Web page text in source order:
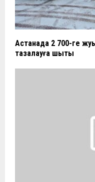
Астанада 2 700-ге
тазалауға шықты